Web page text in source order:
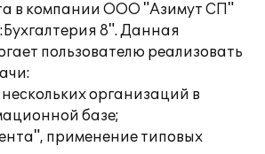
в компании ООО "Азимут СП"
8". Данная
пользователю реализовать
организаций в
базе;
применение типовых